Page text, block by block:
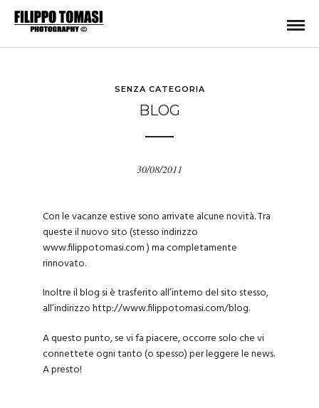
SENZA CATEGORIA
BLOG
30/08/2011
Con le vacanze estive sono arrivate alcune novità. Tra
queste il nuovo sito (stesso indirizzo
www.filippotomasi.com) ma completamente
rinnovato.
Inoltre il blog si è trasferito all’interno del sito stesso,
all’indirizzo http://www.filippotomasi.com/blog.
A questo punto, se vi fa piacere, occorre solo che vi
connettete ogni tanto (o spesso) per leggere le news.
A presto!